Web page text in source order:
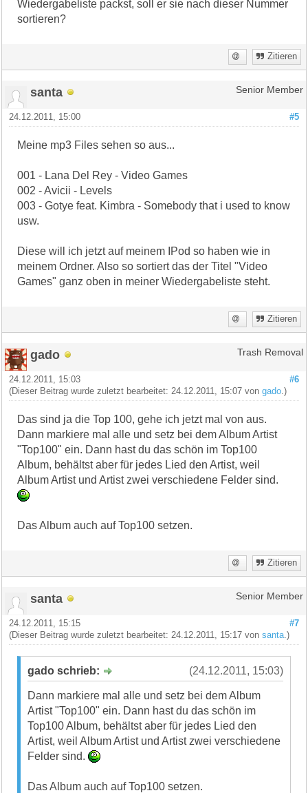
Wiedergabeliste packst, soll er sie nach dieser Nummer
sortieren?
Zitieren
santa Senior Member
#5
24.12.2011, 15:00
Meine mp3 Files sehen so aus...
001 - Lana Del Rey - Video Games
002 - Avicii - Levels
003 - Gotye feat. Kimbra - Somebody that i used to know
usw.
Diese will ich jetzt auf meinem IPod so haben wie in
meinem Ordner. Also so sortiert das der Titel "Video
Games" ganz oben in meiner Wiedergabeliste steht.
Zitieren
gado Trash Removal
#6
24.12.2011, 15:03
(Dieser Beitrag wurde zuletzt bearbeitet: 24.12.2011, 15:07 vongado .)
Das sind ja die Top 100, gehe ich jetzt mal von aus.
Dann markiere mal alle und setz bei dem Album Artist
"Top100" ein. Dann hast du das schön im Top100
Album, behältst aber für jedes Lied den Artist, weil
Album Artist und Artist zwei verschiedene Felder sind.
Das Album auch auf Top100 setzen.
Zitieren
santa Senior Member
#7
24.12.2011, 15:15
(Dieser Beitrag wurde zuletzt bearbeitet: 24.12.2011, 15:17 vonsanta .)
(24.12.2011, 15:03)
gado schrieb:
Dann markiere mal alle und setz bei dem Album
Artist "Top100" ein. Dann hast du das schön im
Top100 Album, behältst aber für jedes Lied den
Artist, weil Album Artist und Artist zwei verschiedene
Felder sind.
Das Album auch auf Top100 setzen.